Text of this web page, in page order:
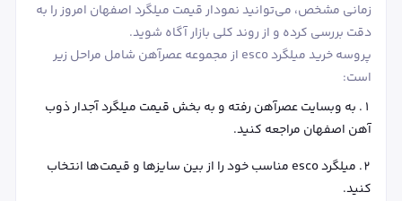
زمانی مشخص، می‌توانید نمودار قیمت میلگرد اصفهان امروز را به
دقت بررسی کرده و از روند کلی بازار آگاه شوید.
پروسه خرید میلگرد esco از مجموعه عصرآهن شامل مراحل زیر
است:
به وبسایت عصرآهن رفته و به بخش قیمت میلگرد آجدار ذوب
آهن اصفهان مراجعه کنید.
میلگرد esco مناسب خود را از بین سایزها و قیمت‌ها انتخاب
کنید.